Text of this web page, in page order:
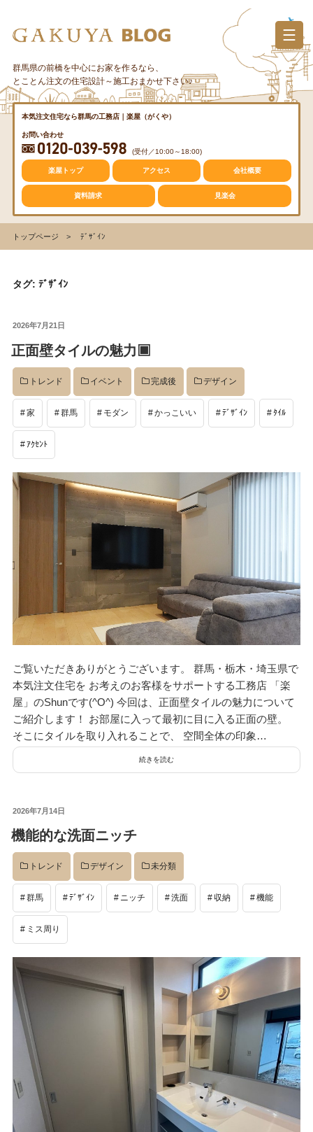
へ
ス
群馬県の前橋を中心にお家を作るなら、
とことん注文の住宅設計～施工おまかせ下さい♪
本気注文住宅なら群馬の工務店｜楽屋（がくや）
お問い合わせ
(受付／10:00～18:00)
楽屋トップ アクセス 会社概要
資料請求 見楽会
トップページ ﾃﾞｻﾞｲﾝ
タグ: ﾃﾞｻﾞｲﾝ
投
日:
2026年7月21日
正面壁タイルの魅力▣
トレンド イベント 完成後 デザイン
家 群馬 モダン かっこいい ﾃﾞｻﾞｲﾝ ﾀｲﾙ
ｱｸｾﾝﾄ
ご覧いただきありがとうございます。 群馬・栃木・埼玉県で
本気注文住宅を お考えのお客様をサポートする工務店 「楽
屋」のShunです(^O^) 今回は、正面壁タイルの魅力について
ご紹介します！ お部屋に入って最初に目に入る正面の壁。
そこにタイルを取り入れることで、 空間全体の印象…
続きを読む
投
日:
2026年7月14日
機能的な洗面ニッチ
トレンド デザイン 未分類
群馬 ﾃﾞｻﾞｲﾝ ニッチ 洗面 収納 機能
ミス周り
カテゴリー
質問・疑問
トレンド
収納
仕事の風景
イベント
完成後
工事中
設計
デザイン
設計グループ
新商品
ホームページ
未分類